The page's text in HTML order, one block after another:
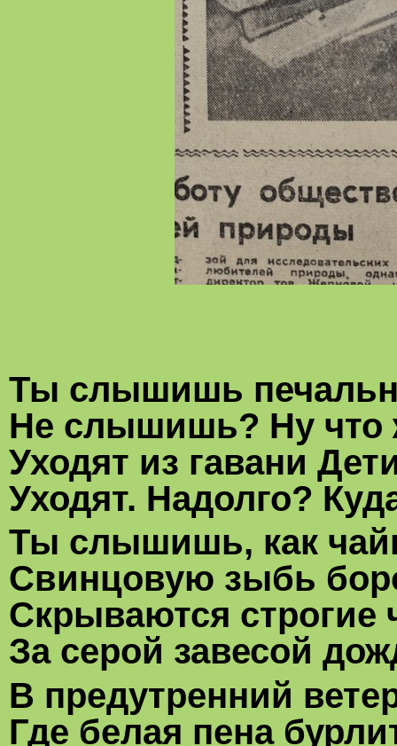
Ты слышишь
Не слышишь? Ну что
Уходят из гавани
Уходят. Надолго?
Ты слышишь, как
Свинцовую зыбь
Скрываются
За серой завесой
В предутренний
Где белая пена